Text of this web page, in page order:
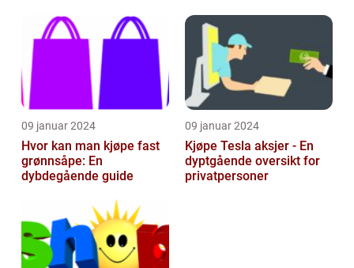
09 januar 2024
Hvor kan man kjøpe fast
grønnsåpe: En
dybdegående guide
09 januar 2024
Kjøpe Tesla aksjer - En
dyptgående oversikt for
privatpersoner